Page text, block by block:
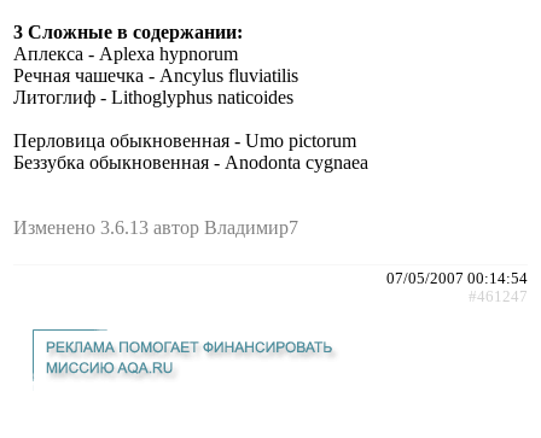
3 Сложные в содержании:
Аплекса - Aplexa hypnorum
Речная чашечка - Ancylus fluviatilis
Литоглиф - Lithoglyphus naticoides
Перловица обыкновенная - Umo pictorum
Беззубка обыкновенная - Anodonta cygnaea
Изменено 3.6.13 автор Владимир7
07/05/2007 00:14:54
#461247